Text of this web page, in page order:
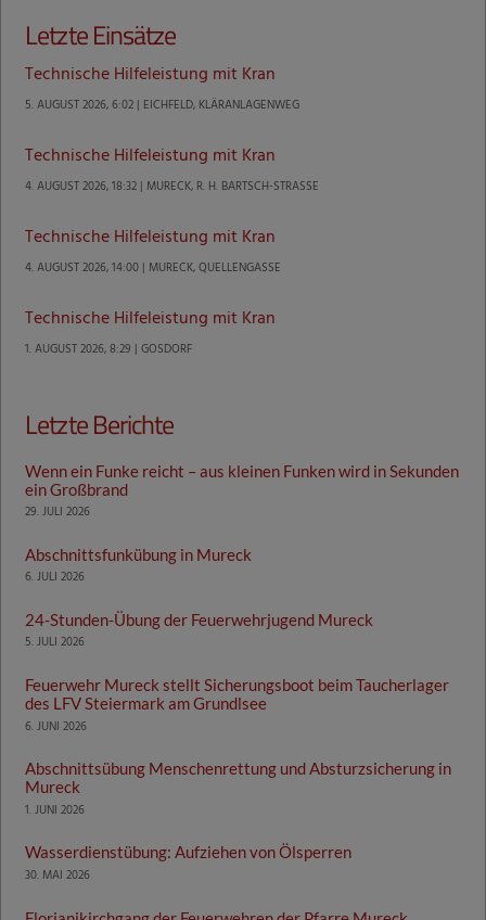
Letzte Einsätze
Technische Hilfeleistung mit Kran
5. AUGUST 2026, 6:02 | EICHFELD, KLÄRANLAGENWEG
Technische Hilfeleistung mit Kran
4. AUGUST 2026, 18:32 | MURECK, R. H. BARTSCH-STRASSE
Technische Hilfeleistung mit Kran
4. AUGUST 2026, 14:00 | MURECK, QUELLENGASSE
Technische Hilfeleistung mit Kran
1. AUGUST 2026, 8:29 | GOSDORF
Letzte Berichte
Wenn ein Funke reicht – aus kleinen Funken wird in Sekunden
ein Großbrand
29. JULI 2026
Abschnittsfunkübung in Mureck
6. JULI 2026
24-Stunden-Übung der Feuerwehrjugend Mureck
5. JULI 2026
Feuerwehr Mureck stellt Sicherungsboot beim Taucherlager
des LFV Steiermark am Grundlsee
6. JUNI 2026
Abschnittsübung Menschenrettung und Absturzsicherung in
Mureck
1. JUNI 2026
Wasserdienstübung: Aufziehen von Ölsperren
30. MAI 2026